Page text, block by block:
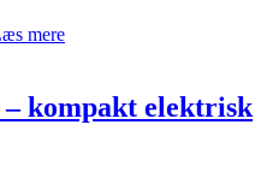
mere
kompakt elektrisk